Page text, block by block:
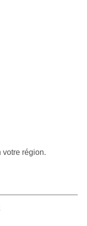
région.